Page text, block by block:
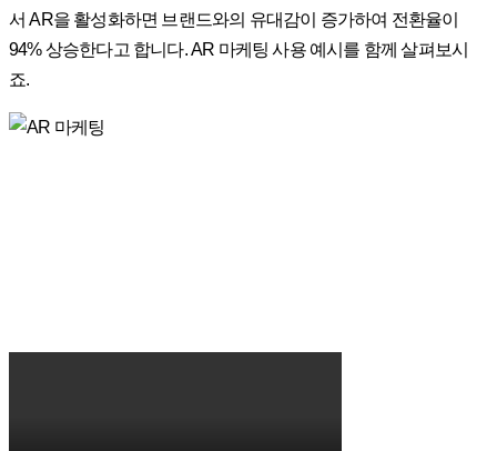
서 AR을 활성화하면 브랜드와의 유대감이 증가하여 전환율이
94% 상승한다고 합니다. AR 마케팅 사용 예시를 함께 살펴보시
죠.